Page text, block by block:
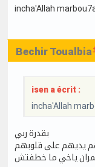
incha'Allah
Bechir Toualbia
isen a écrit :
incha'Allah
بقدرة ربي
يديهم على قلوبهم
ياخي ما خطفتش